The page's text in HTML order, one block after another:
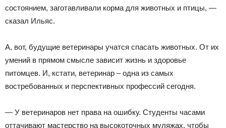
состоянием, заготавливали корма для животных и птицы, —
сказал Ильяс.
А, вот, будущие ветеринары учатся спасать животных. От их
умений в прямом смысле зависит жизнь и здоровье
питомцев. И, кстати, ветеринар – одна из самых
востребованных и перспективных профессий сегодня.
— У ветеринаров нет права на ошибку. Студенты часами
оттачивают мастерство на высокоточных муляжах, чтобы